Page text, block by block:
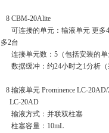
8 CBM-20Alite
可连接的单元：输液单元 更多4
多2台
连接单元数：5（包括安装的单
数据缓冲：约24小时之1分析（
8 输液单元 Prominence LC-
LC-20AD
输液方式：并联双柱塞
柱塞容量：10mL